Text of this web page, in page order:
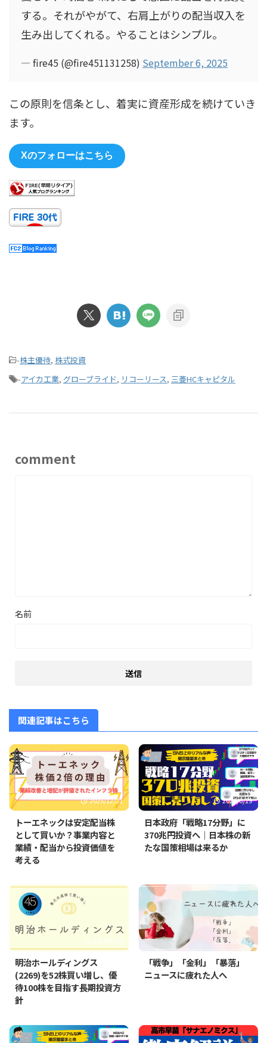
する。それがやがて、右肩上がりの配当収入を
生み出してくれる。やることはシンプル。
— fire45 (@fire451131258) September 6, 2025
この原則を信条とし、着実に資産形成を続けていき
ます。
Xのフォローはこちら
-株主優待, 株式投資
-アイカ工業, グローブライド, リコーリース, 三菱HCキャピタル
comment
名前
関連記事はこちら
2025/12/21
トーエネックは安定配当株
として買いか？事業内容と
業績・配当から投資価値を
考える
2026/6/19
日本政府「戦略17分野」に
370兆円投資へ｜日本株の新
たな国策相場は来るか
2025/9/24
明治ホールディングス
(2269)を52株買い増し、優
待100株を目指す長期投資方
針
2026/3/5
「戦争」「金利」「暴落」
ニュースに疲れた人へ